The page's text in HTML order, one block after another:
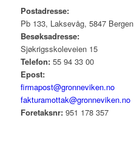
Postadresse:
Pb 133, Laksevåg, 5847 Bergen
Besøksadresse:
Sjøkrigsskoleveien 15
Telefon:55 94 33 00
Epost:
firmapost@gronneviken.no
fakturamottak@gronneviken.no
Foretaksnr:951 178 357